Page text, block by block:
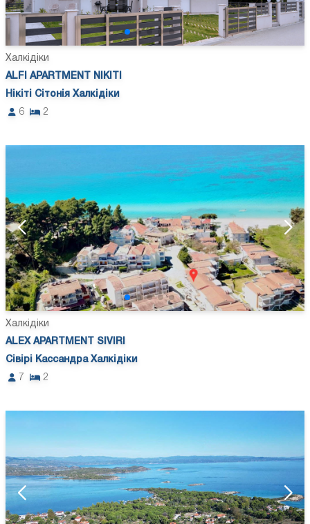
Халкідіки
ALFI APARTMENT NIKITI
Нікіті Сітонія Халкідіки
6
2
Халкідіки
ALEX APARTMENT SIVIRI
Сівірі Кассандра Халкідіки
7
2